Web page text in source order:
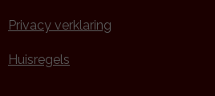
Privacy verklaring
Huisregels